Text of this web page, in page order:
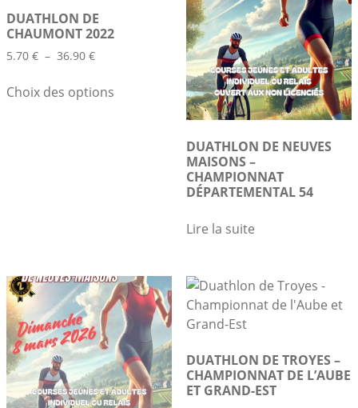
DUATHLON DE
CHAUMONT 2022
5.70 € – 36.90 €Plage
prix :
Choix des options
la
page
du
produit
DUATHLON DE NEUVES
MAISONS –
CHAMPIONNAT
DÉPARTEMENTAL 54
Lire la suite
DUATHLON DE TROYES –
CHAMPIONNAT DE L’AUBE
ET GRAND-EST